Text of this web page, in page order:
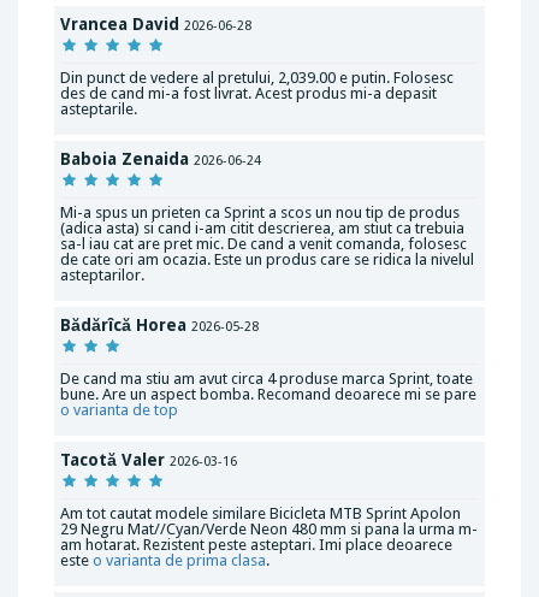
Vrancea David 2026-06-28
Din punct de vedere al pretului, 2,039.00 e putin. Folosesc
des de cand mi-a fost livrat. Acest produs mi-a depasit
asteptarile.
Baboia Zenaida 2026-06-24
Mi-a spus un prieten ca Sprint a scos un nou tip de produs
(adica asta) si cand i-am citit descrierea, am stiut ca trebuia
sa-l iau cat are pret mic. De cand a venit comanda, folosesc
de cate ori am ocazia. Este un produs care se ridica la nivelul
asteptarilor.
Bădărîcă Horea 2026-05-28
De cand ma stiu am avut circa 4 produse marca Sprint, toate
bune. Are un aspect bomba. Recomand deoarece mi se pare
o varianta de top
Tacotă Valer 2026-03-16
Am tot cautat modele similare Bicicleta MTB Sprint Apolon
29 Negru Mat//Cyan/Verde Neon 480 mm si pana la urma m-
am hotarat. Rezistent peste asteptari. Imi place deoarece
este o varianta de prima clasa.